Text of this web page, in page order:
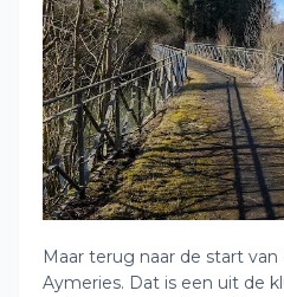
Maar terug naar de start
Aymeries. Dat is een uit de